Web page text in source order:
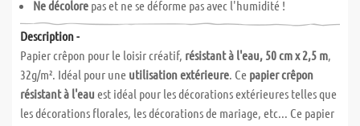
Ne décolore pas et ne se déforme pas avec l'humidité !
Description -
Papier crêpon pour le loisir créatif, résistant à l'eau, 50 cm x 2,5 m,
32g/m². Idéal pour une utilisation extérieure. Ce papier crêpon
résistant à l'eau est idéal pour les décorations extérieures telles que
les décorations florales, les décorations de mariage, etc... Ce papier